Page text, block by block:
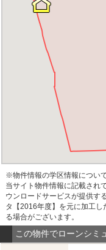
※物件情報の学区情報につい
当サイト物件情報に記載され
ウンロードサービスが提供す
タ【2016年度】を元に加工
る場合がございます。
この物件でローンシミ